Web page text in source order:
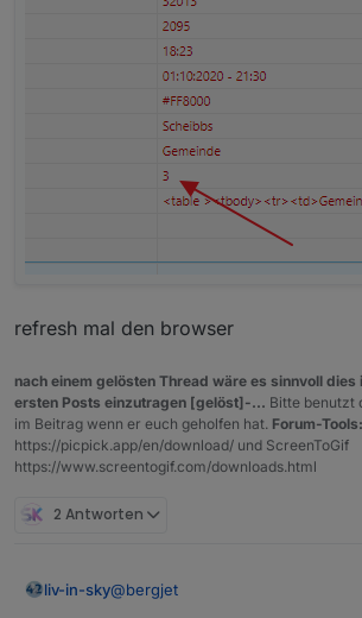
refresh mal den browser
nach einem gelösten Thread wäre es sinnvoll
ersten Posts einzutragen [gelöst]-... Bitte benutzt
im Beitrag wenn er euch geholfen hat. Forum-Tools:
https://picpick.app/en/download/ und ScreenToGif
https://www.screentogif.com/downloads.html
2 Antworten
liv-in-sky@bergjet